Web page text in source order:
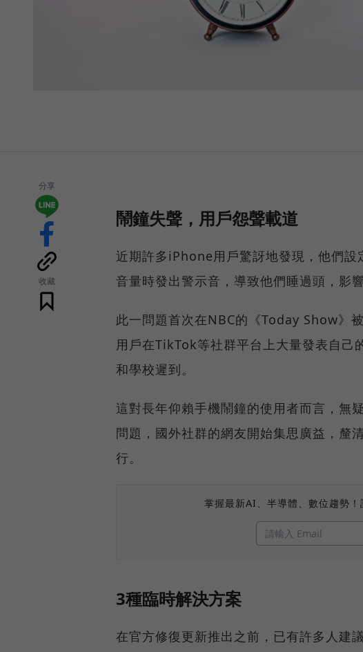
分享
收藏
鬧鐘失聲，用戶怨聲載道
近期許多iPhone用戶驚訝地發現，他們
音量時發出警示音，導致他們睡過頭，影響
此一問題首次在NBC的《Today Show》
用戶在TikTok等社群平台上大量發表自己
和學校遲到。
這對長年仰賴手機鬧鐘的使用者而言，無
問題，國外社群的網友開始集思廣益，釐
行。
掌握最新AI、半導體、數位趨勢
3種臨時解決方案
在官方修復更新推出之前，已有許多人建